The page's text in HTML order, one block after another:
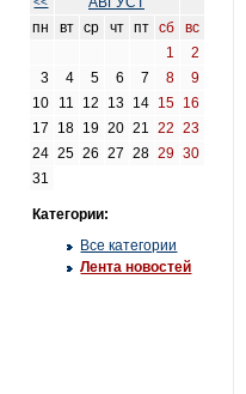
пн
вт ср чт пт сб
вс
1
2
3
4 5 6 7 8
9
10
11 12 13 14 15 16
17
18 19 20 21 22
23
24 25 26 27 28 29 30
31
Категории:
Все категории
Лента новостей